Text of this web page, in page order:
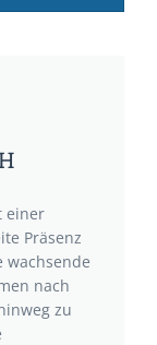
einer
Präsenz
wachsende
nach
zu